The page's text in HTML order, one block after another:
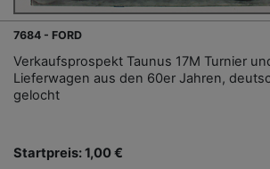
7684 - FORD
Verkaufsprospekt Taunus 17M Turnier
Lieferwagen aus den 60er Jahren,
gelocht
Startpreis: 1,00 €